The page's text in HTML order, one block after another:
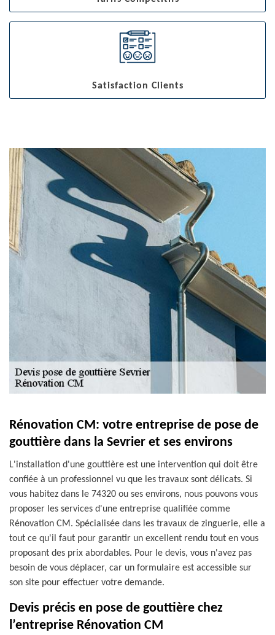
Satisfaction Clients
Rénovation CM: votre entreprise de pose de
gouttière dans la Sevrier et ses environs
L'installation d'une gouttière est une intervention qui doit être
confiée à un professionnel vu que les travaux sont délicats. Si
vous habitez dans le 74320 ou ses environs, nous pouvons vous
proposer les services d'une entreprise qualifiée comme
Rénovation CM. Spécialisée dans les travaux de zinguerie, elle a
tout ce qu'il faut pour garantir un excellent rendu tout en vous
proposant des prix abordables. Pour le devis, vous n'avez pas
besoin de vous déplacer, car un formulaire est accessible sur
son site pour effectuer votre demande.
Devis précis en pose de gouttière chez
l’entreprise Rénovation CM